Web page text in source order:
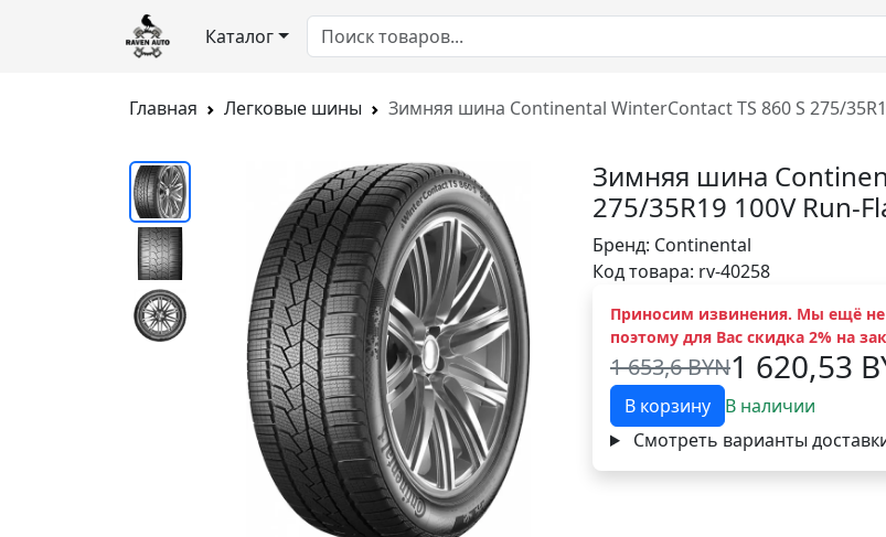
Каталог
Главная Легковые шины Зимняя шина Continental WinterContact TS 860 S 275/
Зимняя шина
275/35R19 100V Run-
Бренд: Continental
Код товара: rv-40258
Приносим извинения. Мы ещё не
поэтому для Вас скидка 2% на
1 653,6 BYN1 620,53
В корзину
В наличии
Смотреть варианты